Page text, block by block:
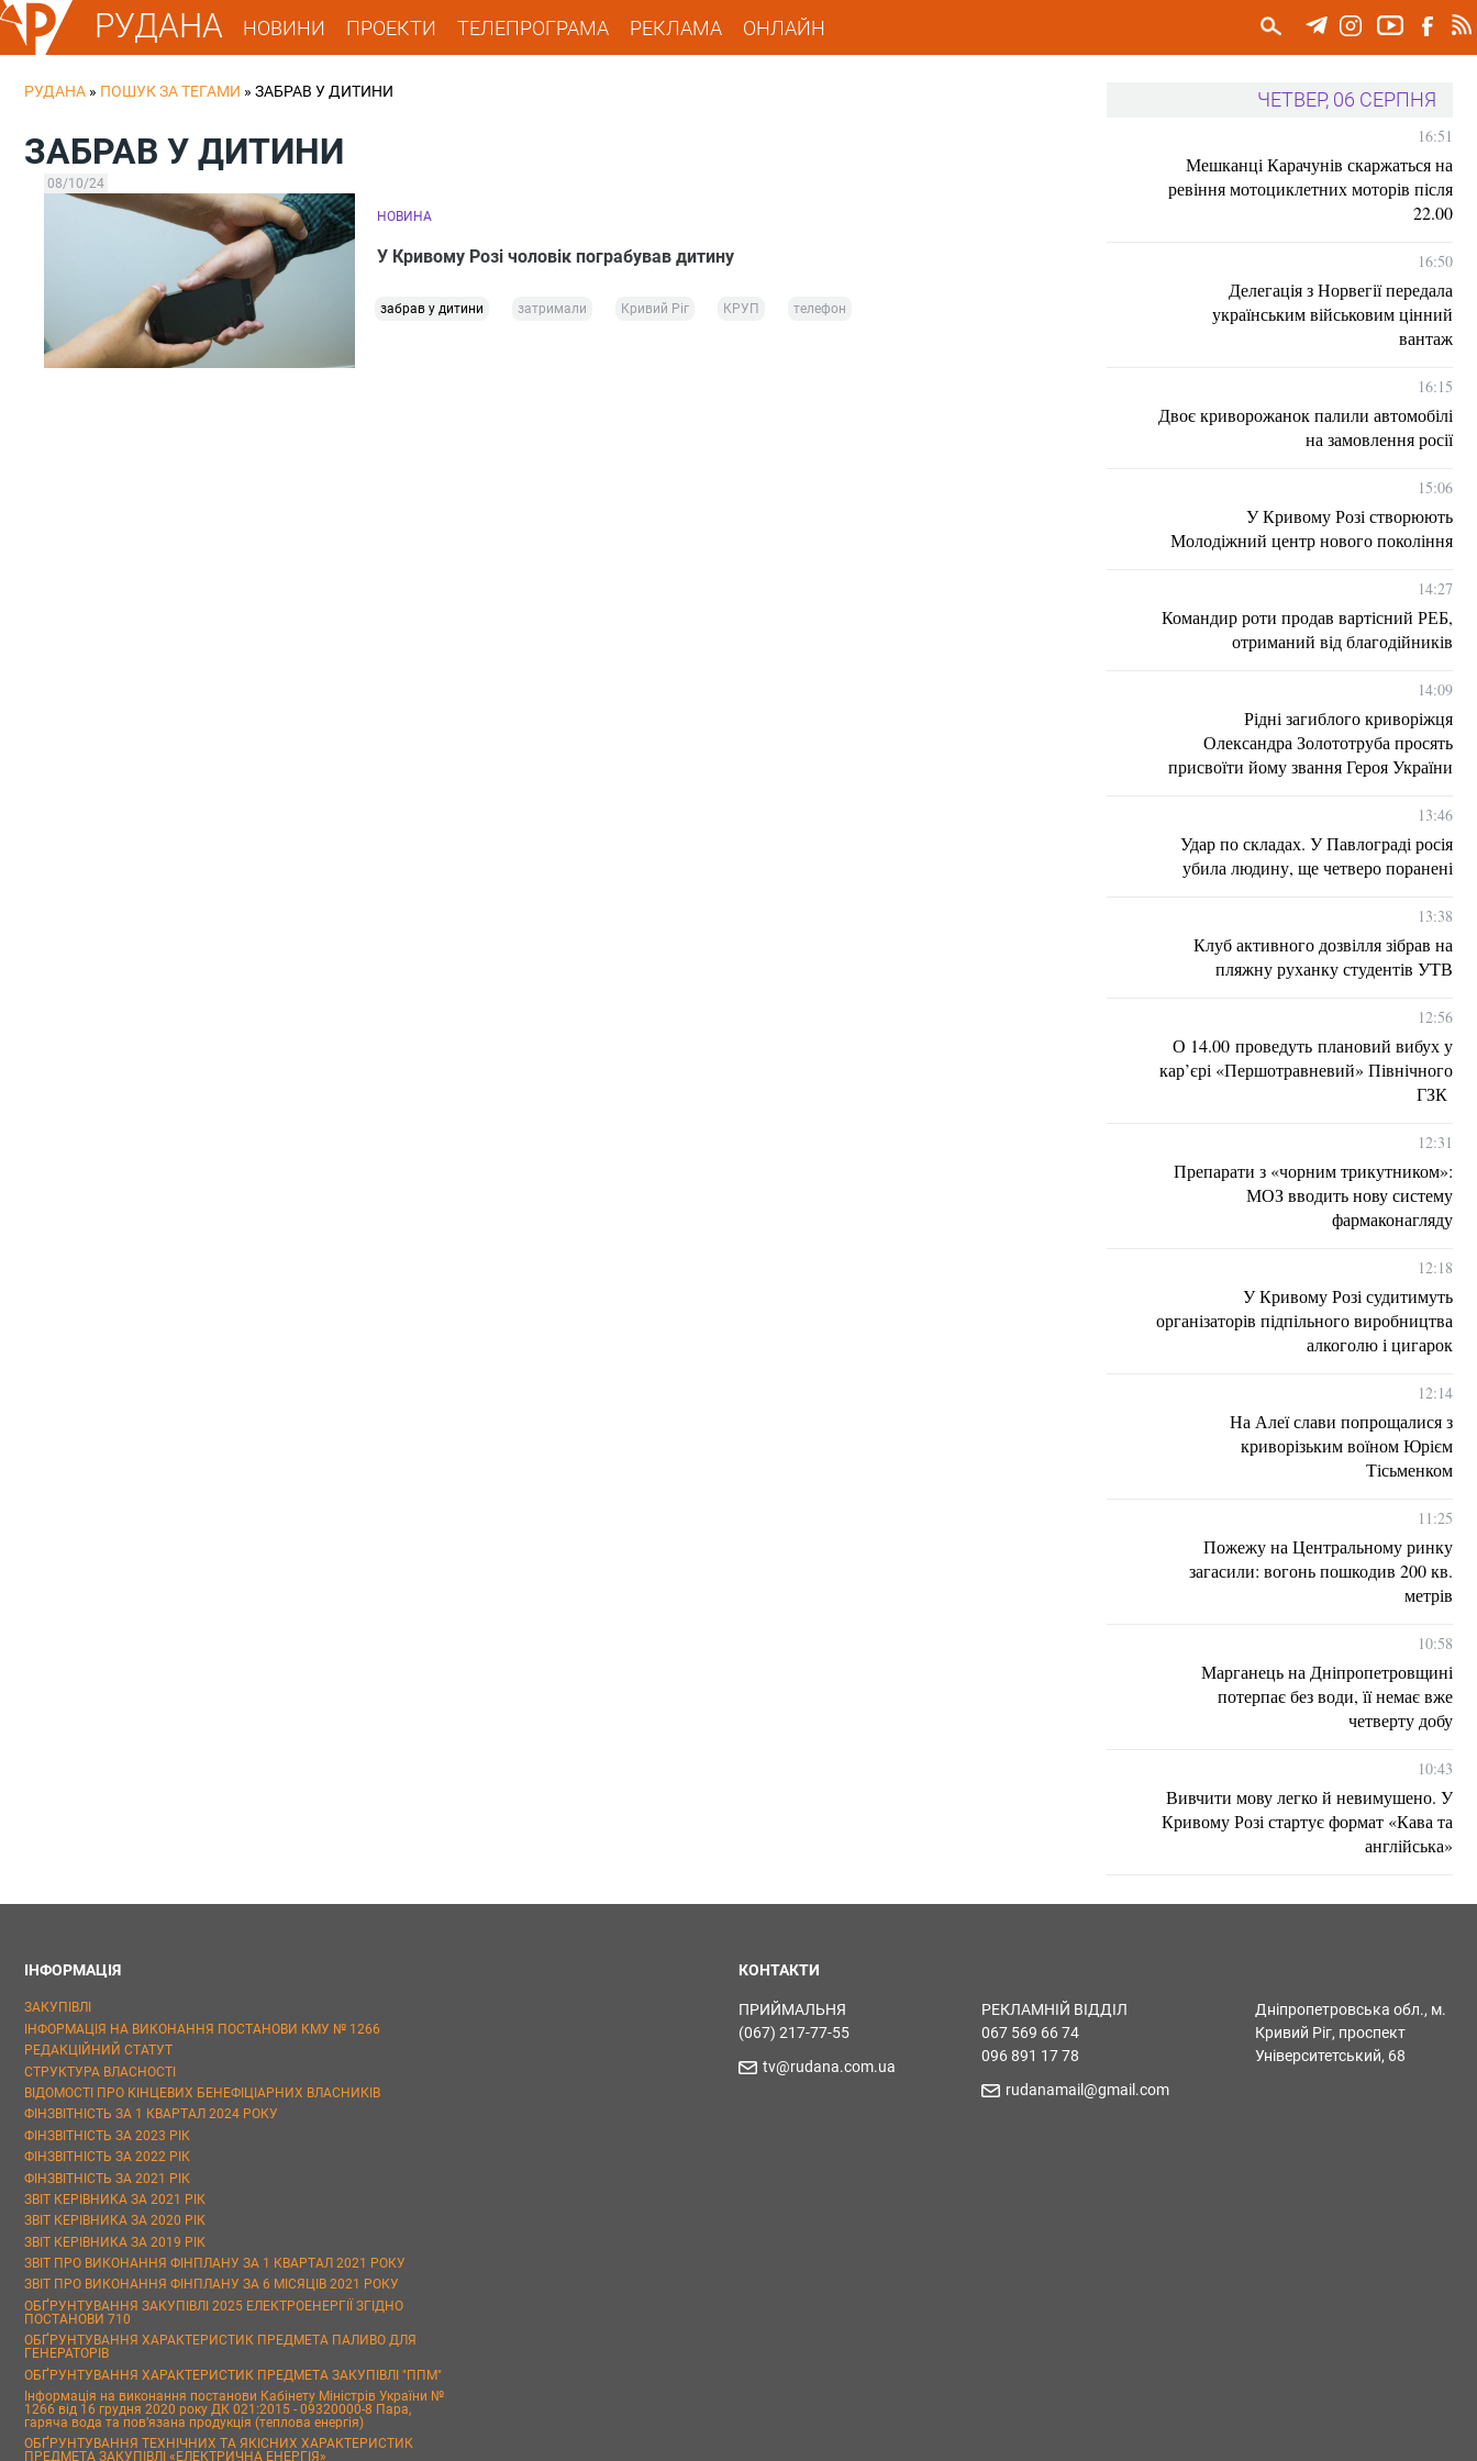
РУДАНА НОВИНИ ПРОЕКТИ ТЕЛЕПРОГРАМА РЕКЛАМА ОНЛАЙН
РУДАНА » ПОШУК ЗА ТЕГАМИ » ЗАБРАВ У ДИТИНИ
ЗАБРАВ У ДИТИНИ
08/10/24
НОВИНА
У Кривому Розі чоловік пограбував дитину
забрав у дитини затримали Кривий Ріг КРУП телефон
ЧЕТВЕР, 06 СЕРПНЯ
16:51
Мешканці Карачунів скаржаться на
ревіння мотоциклетних моторів після
22.00
16:50
Делегація з Норвегії передала
українським військовим цінний
вантаж
16:15
Двоє криворожанок палили автомобілі
на замовлення росії
15:06
У Кривому Розі створюють
Молодіжний центр нового покоління
14:27
Командир роти продав вартісний РЕБ,
отриманий від благодійників
14:09
Рідні загиблого криворіжця
Олександра Золототруба просять
присвоїти йому звання Героя України
13:46
Удар по складах. У Павлограді росія
убила людину, ще четверо поранені
13:38
Клуб активного дозвілля зібрав на
пляжну руханку студентів УТВ
12:56
О 14.00 проведуть плановий вибух у
кар’єрі «Першотравневий» Північного
ГЗК
12:31
Препарати з «чорним трикутником»:
МОЗ вводить нову систему
фармаконагляду
12:18
У Кривому Розі судитимуть
організаторів підпільного виробництва
алкоголю і цигарок
12:14
На Алеї слави попрощалися з
криворізьким воїном Юрієм
Тісьменком
11:25
Пожежу на Центральному ринку
загасили: вогонь пошкодив 200 кв.
метрів
10:58
Марганець на Дніпропетровщині
потерпає без води, її немає вже
четверту добу
10:43
Вивчити мову легко й невимушено. У
Кривому Розі стартує формат «Кава та
англійська»
ІНФОРМАЦІЯ
ЗАКУПІВЛІ
ІНФОРМАЦІЯ НА ВИКОНАННЯ ПОСТАНОВИ КМУ № 1266
РЕДАКЦІЙНИЙ СТАТУТ
СТРУКТУРА ВЛАСНОСТІ
ВІДОМОСТІ ПРО КІНЦЕВИХ БЕНЕФІЦІАРНИХ ВЛАСНИКІВ
ФІНЗВІТНІСТЬ ЗА 1 КВАРТАЛ 2024 РОКУ
ФІНЗВІТНІСТЬ ЗА 2023 РІК
ФІНЗВІТНІСТЬ ЗА 2022 РІК
ФІНЗВІТНІСТЬ ЗА 2021 РІК
ЗВІТ КЕРІВНИКА ЗА 2021 РІК
ЗВІТ КЕРІВНИКА ЗА 2020 РІК
ЗВІТ КЕРІВНИКА ЗА 2019 РІК
ЗВІТ ПРО ВИКОНАННЯ ФІНПЛАНУ ЗА 1 КВАРТАЛ 2021 РОКУ
ЗВІТ ПРО ВИКОНАННЯ ФІНПЛАНУ ЗА 6 МІСЯЦІВ 2021 РОКУ
ОБҐРУНТУВАННЯ ЗАКУПІВЛІ 2025 ЕЛЕКТРОЕНЕРГІЇ ЗГІДНО
ПОСТАНОВИ 710
ОБҐРУНТУВАННЯ ХАРАКТЕРИСТИК ПРЕДМЕТА ПАЛИВО ДЛЯ
ГЕНЕРАТОРІВ
ОБҐРУНТУВАННЯ ХАРАКТЕРИСТИК ПРЕДМЕТА ЗАКУПІВЛІ "ППМ"
Інформація на виконання постанови Кабінету Міністрів України №
1266 від 16 грудня 2020 року ДК 021:2015 - 09320000-8 Пара,
гаряча вода та пов’язана продукція (теплова енергія)
ОБҐРУНТУВАННЯ ТЕХНІЧНИХ ТА ЯКІСНИХ ХАРАКТЕРИСТИК
ПРЕДМЕТА ЗАКУПІВЛІ «ЕЛЕКТРИЧНА ЕНЕРГІЯ»
КОНТАКТИ
ПРИЙМАЛЬНЯ
(067) 217-77-55
tv@rudana.com.ua
РЕКЛАМНІЙ ВІДДІЛ
067 569 66 74
096 891 17 78
rudanamail@gmail.com
Дніпропетровська обл., м.
Кривий Ріг, проспект
Університетський, 68